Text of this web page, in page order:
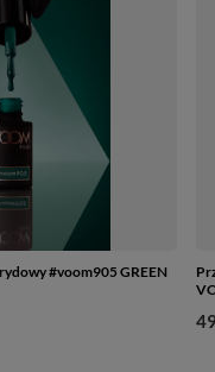
#voom905 GREEN